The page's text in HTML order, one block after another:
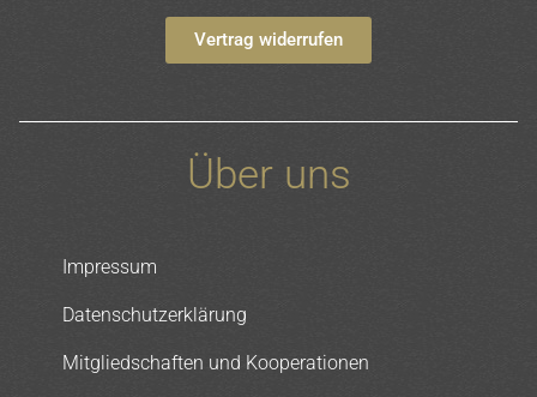
Vertrag widerrufen
Über uns
Impressum
Datenschutzerklärung
Mitgliedschaften und Kooperationen